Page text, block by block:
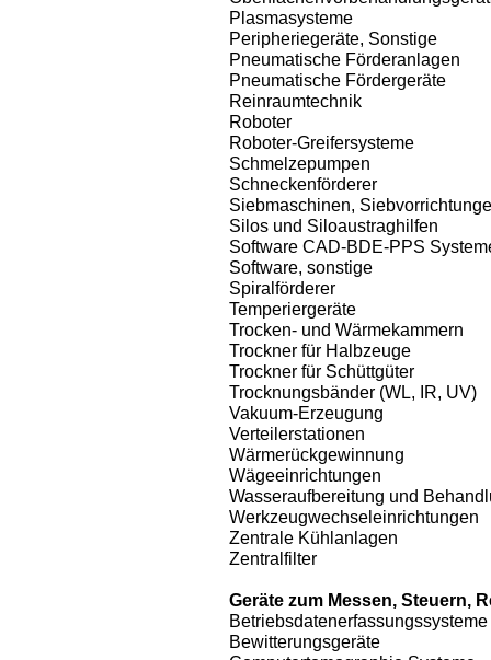
Plasmasysteme
Peripheriegeräte, Sonstige
Pneumatische Förderanlagen
Pneumatische Fördergeräte
Reinraumtechnik
Roboter
Roboter-Greifersysteme
Schmelzepumpen
Schneckenförderer
Siebmaschinen,
Silos und Siloaustraghilfen
Software CAD-BDE-PPS
Software, sonstige
Spiralförderer
Temperiergeräte
Trocken- und Wärmekammern
Trockner für Halbzeuge
Trockner für Schüttgüter
Trocknungsbänder (WL, IR, UV)
Vakuum-Erzeugung
Verteilerstationen
Wärmerückgewinnung
Wägeeinrichtungen
Wasseraufbereitung und
Werkzeugwechseleinrichtungen
Zentrale Kühlanlagen
Zentralfilter
Geräte zum Messen, Steuern,
Betriebsdatenerfassungssysteme
Bewitterungsgeräte